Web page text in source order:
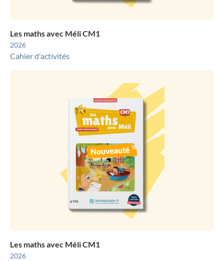
Les maths avec Méli CM1
2026
Cahier d'activités
Les maths avec Méli CM1
2026